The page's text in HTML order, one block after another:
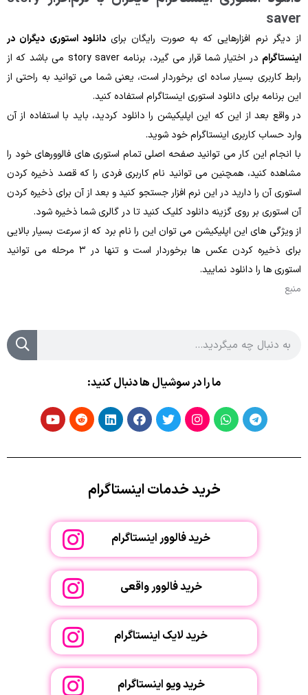
saver
از دیگر نرم‌ افزارهایی که به ‌صورت رایگان برایدانلود استوری دیگران در
اینستاگرام
در اختیار شما قرار می گیرد، برنامه story saver می ‌باشد که از
رابط کاربری بسیار ساده‌ ای برخوردار است، یعنی شما می‌ توانید به‌ راحتی از
این برنامه برای دانلود استوری اینستاگرام استفاده کنید.
در واقع بعد از این ‌که این اپلیکیشن را دانلود کردید، باید با استفاده از آن
وارد حساب کاربری اینستاگرام خود شوید.
با انجام این کار می ‌توانید صفحه اصلی تمام استوری های فالوورهای خود را
مشاهده کنید، همچنین می ‌توانید نام کاربری فردی را که قصد ذخیره کردن
استوری آن را دارید در این نرم ‌افزار جستجو کنید و بعد از آن برای ذخیره کردن
آن استوری بر روی گزینه دانلود کلیک کنید تا در گالری شما ذخیره شود.
از ویژگی های این اپلیکیشن می‌ توان این را نام برد که از سرعت بسیار بالایی
برای ذخیره کردن عکس ‌ها برخوردار است و تنها در ۳ مرحله می‌ توانید
استوری ها را دانلود نمایید.
منبع
ما را در سوشیال ها دنبال کنید:
خرید خدمات اینستاگرام
خرید فالوور اینستاگرام
خرید فالوور واقعی
خرید لایک اینستاگرام
خرید ویو اینستاگرام